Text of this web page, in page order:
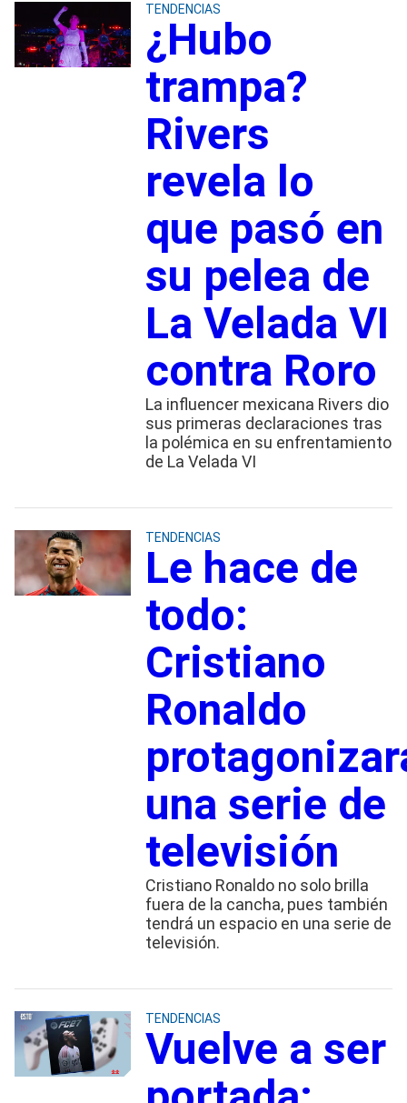
TENDENCIAS
¿Hubo
trampa?
Rivers
revela lo
que pasó en
su pelea de
La Velada VI
contra Roro
La influencer mexicana Rivers dio
sus primeras declaraciones tras
la polémica en su enfrentamiento
de La Velada VI
TENDENCIAS
Le hace de
todo:
Cristiano
Ronaldo
una serie de
televisión
Cristiano Ronaldo no solo brilla
fuera de la cancha, pues también
tendrá un espacio en una serie de
televisión.
TENDENCIAS
Vuelve a ser